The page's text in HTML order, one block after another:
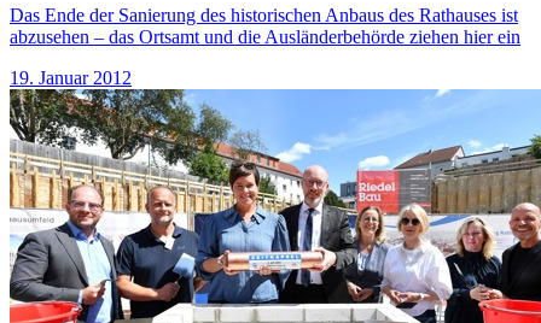
Das Ende der Sanierung des historischen Anbaus des Rathauses ist
abzusehen – das Ortsamt und die Ausländerbehörde ziehen hier ein
19. Januar 2012